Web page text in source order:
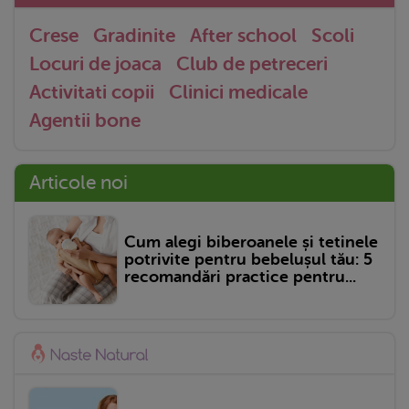
Crese Gradinite After school
Scoli
Locuri de joaca
Club de petreceri
Activitati copii
Clinici medicale
Agentii bone
Articole noi
Cum alegi biberoanele și tetinele
potrivite pentru bebelușul tău: 5
recomandări practice pentru...